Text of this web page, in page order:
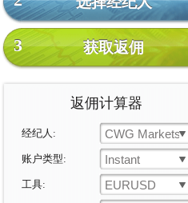
3 获取返佣
返佣计算器
经纪人: CWG Markets
账户类型: Instant
工具: EURUSD